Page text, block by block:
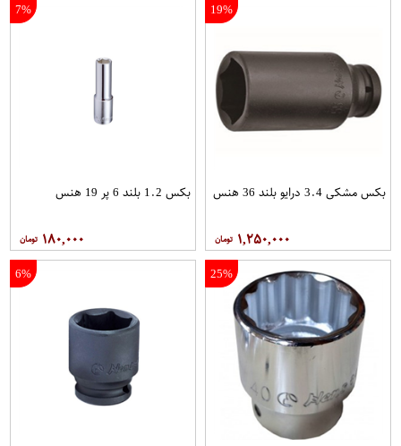
19%
بکس مشکی 3.4 درایو بلند 36 هنس
۱,۲۵۰,۰۰۰
7%
بکس 1.2 بلند 6 پر 19 هنس
۱۸۰,۰۰۰
25%
6%